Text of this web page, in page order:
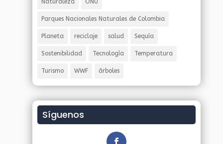
Naturaleza ONU
Parques Nacionales Naturales de Colombia
Planeta reciclaje salud Sequía
Sostenibilidad Tecnología Temperatura
Turismo WWF árboles
Síguenos